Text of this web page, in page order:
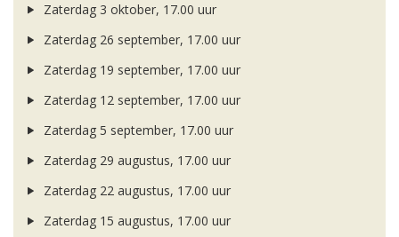
Zaterdag 3 oktober, 17.00 uur
Zaterdag 26 september, 17.00 uur
Zaterdag 19 september, 17.00 uur
Zaterdag 12 september, 17.00 uur
Zaterdag 5 september, 17.00 uur
Zaterdag 29 augustus, 17.00 uur
Zaterdag 22 augustus, 17.00 uur
Zaterdag 15 augustus, 17.00 uur